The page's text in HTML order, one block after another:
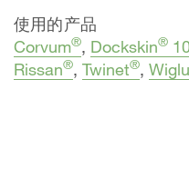
使用的产品
Corvum®, Dockskin®
Rissan®, Twinet®,